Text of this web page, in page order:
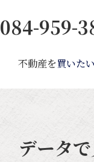
084-959-
不動産を買いた
データ